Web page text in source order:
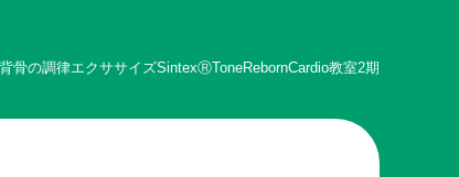
背骨の調律エクササイズSintexⓇToneRebornCardio教室2期